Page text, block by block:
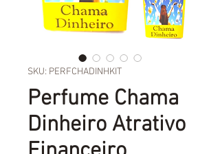
SKU: PERFCHADINHKIT
Perfume Chama
Dinheiro Atrativo